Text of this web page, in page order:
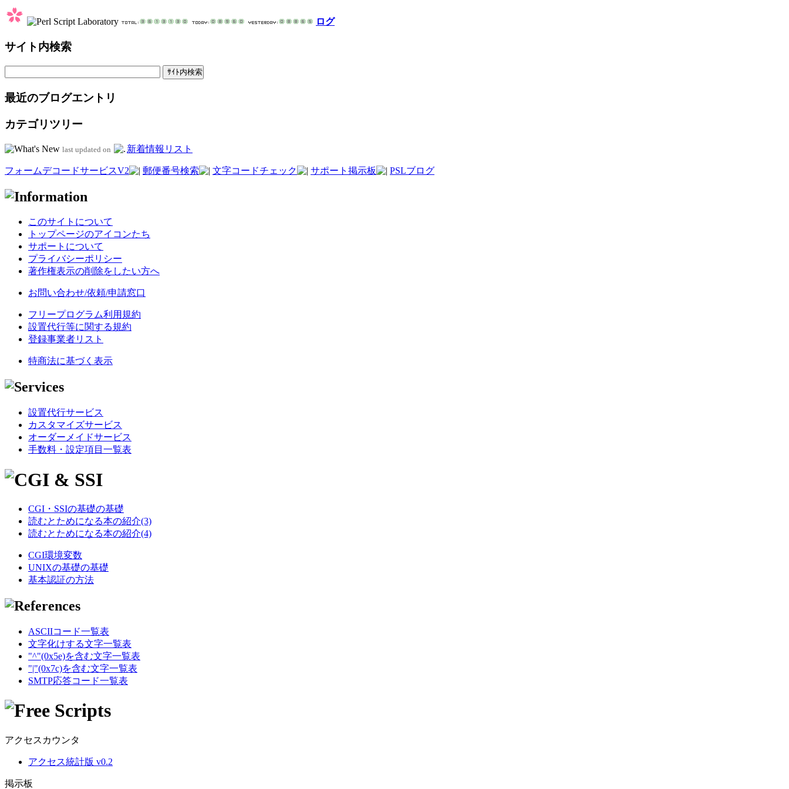
ログ
サイト内検索
最近のブログエントリ
カテゴリツリー
last updated on 新着情報リスト
フォームデコードサービスV2 郵便番号検索 文字コードチェック サポート掲示板 PSLブログ
このサイトについて
トップページのアイコンたち
サポートについて
プライバシーポリシー
著作権表示の削除をしたい方へ
お問い合わせ/依頼/申請窓口
フリープログラム利用規約
設置代行等に関する規約
登録事業者リスト
特商法に基づく表示
設置代行サービス
カスタマイズサービス
オーダーメイドサービス
手数料・設定項目一覧表
CGI・SSIの基礎の基礎
読むとためになる本の紹介(3)
読むとためになる本の紹介(4)
CGI環境変数
UNIXの基礎の基礎
基本認証の方法
ASCIIコード一覧表
文字化けする文字一覧表
"^"(0x5e)を含む文字一覧表
"|"(0x7c)を含む文字一覧表
SMTP応答コード一覧表
アクセスカウンタ
アクセス統計版 v0.2
掲示板